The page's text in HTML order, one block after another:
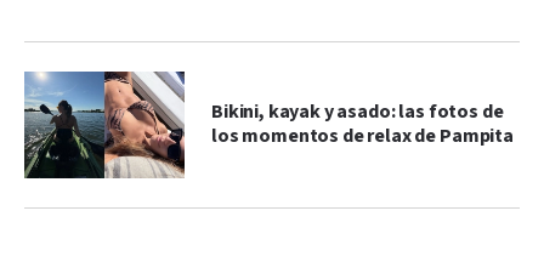
Bikini, kayak y asado: las fotos de
los momentos de relax de Pampita